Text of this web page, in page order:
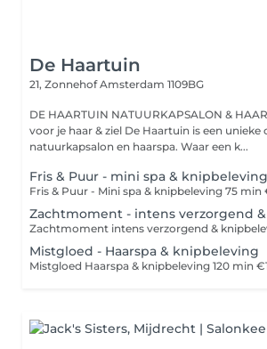
De Haartuin
21, ZonnehofAmsterdam 1109BG
DE HAARTUIN NATUURKAPSALON & HAARSPA Een
voor je haar & ziel De Haartuin is een unieke combinatie van
natuurkapsalon en haarspa. Waar een k...
Fris & Puur - mini spa & knipbeleving
Zachtmoment - intens verzorgend
Mistgloed - Haarspa & knipbeleving